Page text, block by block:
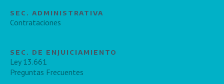
SEC. ADMINISTRATIVA
Contrataciones
SEC. DE ENJUICIAMIENTO
Ley 13.661
Preguntas Frecuentes